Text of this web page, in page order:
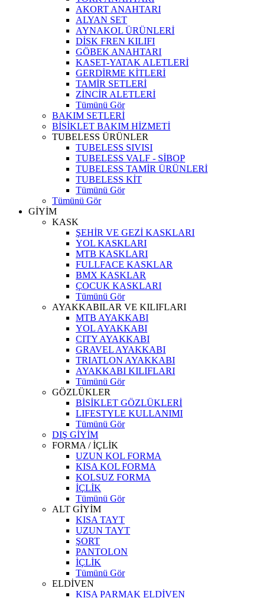
AKORT ANAHTARI
ALYAN SET
AYNAKOL ÜRÜNLERİ
DİSK FREN KILIFI
GÖBEK ANAHTARI
KASET-YATAK ALETLERİ
GERDİRME KİTLERİ
TAMİR SETLERİ
ZİNCİR ALETLERİ
Tümünü Gör
BAKIM SETLERİ
BİSİKLET BAKIM HİZMETİ
TUBELESS ÜRÜNLER
TUBELESS SIVISI
TUBELESS VALF - SİBOP
TUBELESS TAMİR ÜRÜNLERİ
TUBELESS KİT
Tümünü Gör
Tümünü Gör
GİYİM
KASK
ŞEHİR VE GEZİ KASKLARI
YOL KASKLARI
MTB KASKLARI
FULLFACE KASKLAR
BMX KASKLAR
ÇOCUK KASKLARI
Tümünü Gör
AYAKKABILAR VE KILIFLARI
MTB AYAKKABI
YOL AYAKKABI
CITY AYAKKABI
GRAVEL AYAKKABI
TRIATLON AYAKKABI
AYAKKABI KILIFLARI
Tümünü Gör
GÖZLÜKLER
BİSİKLET GÖZLÜKLERİ
LIFESTYLE KULLANIMI
Tümünü Gör
DIŞ GİYİM
FORMA / İÇLİK
UZUN KOL FORMA
KISA KOL FORMA
KOLSUZ FORMA
İÇLİK
Tümünü Gör
ALT GİYİM
KISA TAYT
UZUN TAYT
ŞORT
PANTOLON
İÇLİK
Tümünü Gör
ELDİVEN
KISA PARMAK ELDİVEN